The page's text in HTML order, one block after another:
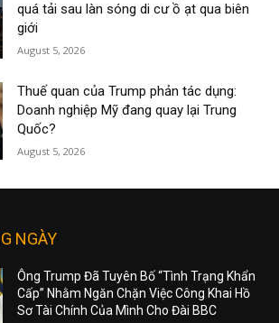
quá tải sau làn sóng di cư ồ ạt qua biên
giới
August 5, 2026
Thuế quan của Trump phản tác dụng:
Doanh nghiệp Mỹ đang quay lại Trung
Quốc?
August 5, 2026
NGÀY
Ông Trump Đã Tuyên Bố “Tình Trạng Khẩn
Cấp” Nhằm Ngăn Chặn Việc Công Khai Hồ
Sơ Tài Chính Của Mình Cho Đài BBC